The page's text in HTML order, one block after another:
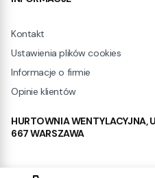
Kontakt
Ustawienia plików cookies
Informacje o firmie
Opinie klientów
HURTOWNIA WENTYLACYJNA,
667 WARSZAWA